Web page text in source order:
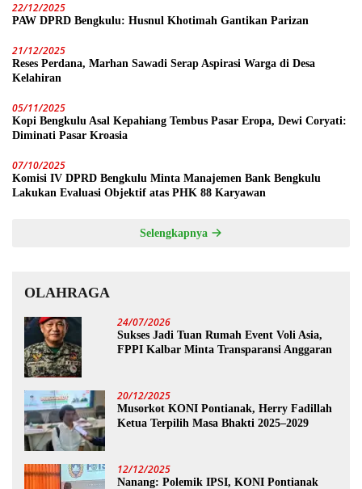
22/12/2025
PAW DPRD Bengkulu: Husnul Khotimah Gantikan Parizan
21/12/2025
Reses Perdana, Marhan Sawadi Serap Aspirasi Warga di Desa
Kelahiran
05/11/2025
Kopi Bengkulu Asal Kepahiang Tembus Pasar Eropa, Dewi Coryati:
Diminati Pasar Kroasia
07/10/2025
Komisi IV DPRD Bengkulu Minta Manajemen Bank Bengkulu
Lakukan Evaluasi Objektif atas PHK 88 Karyawan
Selengkapnya
OLAHRAGA
24/07/2026
Sukses Jadi Tuan Rumah Event Voli Asia,
FPPI Kalbar Minta Transparansi Anggaran
20/12/2025
Musorkot KONI Pontianak, Herry Fadillah
Ketua Terpilih Masa Bhakti 2025–2029
12/12/2025
Nanang: Polemik IPSI, KONI Pontianak